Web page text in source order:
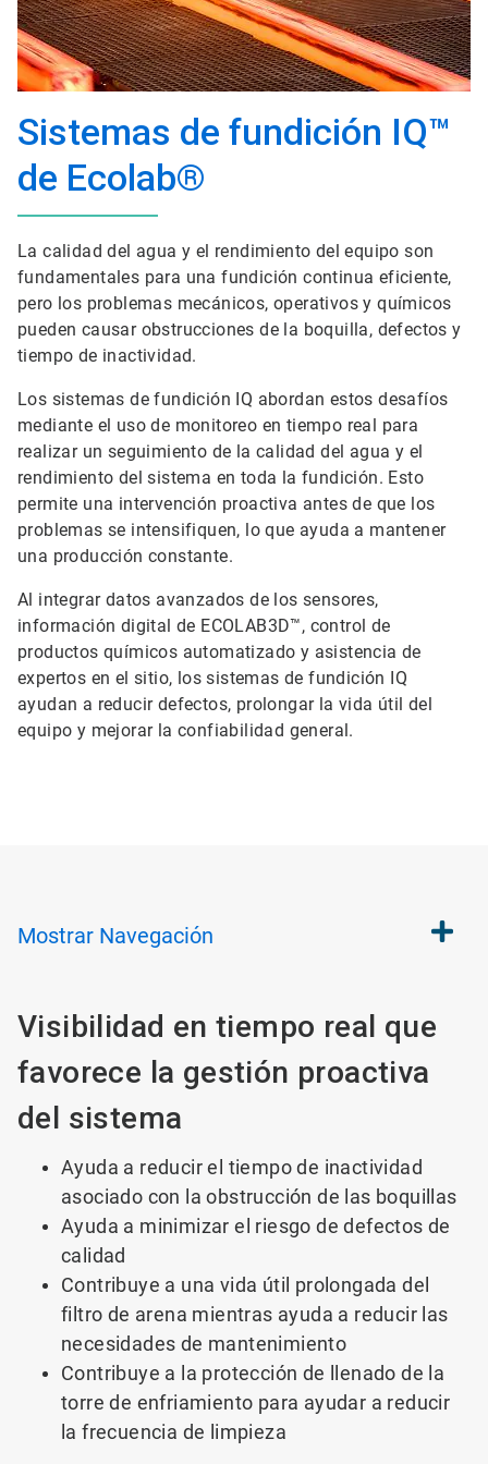
Sistemas de fundición IQ™
de Ecolab®
La calidad del agua y el rendimiento del equipo son
fundamentales para una fundición continua eficiente,
pero los problemas mecánicos, operativos y químicos
pueden causar obstrucciones de la boquilla, defectos y
tiempo de inactividad.
Los sistemas de fundición IQ abordan estos desafíos
mediante el uso de monitoreo en tiempo real para
realizar un seguimiento de la calidad del agua y el
rendimiento del sistema en toda la fundición. Esto
permite una intervención proactiva antes de que los
problemas se intensifiquen, lo que ayuda a mantener
una producción constante.
Al integrar datos avanzados de los sensores,
información digital de ECOLAB3D™, control de
productos químicos automatizado y asistencia de
expertos en el sitio, los sistemas de fundición IQ
ayudan a reducir defectos, prolongar la vida útil del
equipo y mejorar la confiabilidad general.
Mostrar Navegación
Visibilidad en tiempo real que
favorece la gestión proactiva
del sistema
Ayuda a reducir el tiempo de inactividad
asociado con la obstrucción de las boquillas
Ayuda a minimizar el riesgo de defectos de
calidad
Contribuye a una vida útil prolongada del
filtro de arena mientras ayuda a reducir las
necesidades de mantenimiento
Contribuye a la protección de llenado de la
torre de enfriamiento para ayudar a reducir
la frecuencia de limpieza